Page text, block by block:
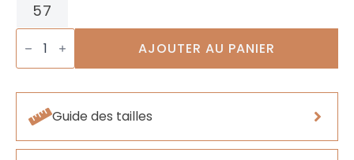
57
quantité
de
Bague
Soleil
Lune
AJOUTER AU PANIER
Guide des tailles